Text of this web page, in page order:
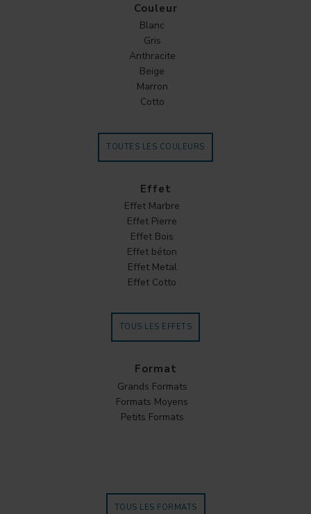
Couleur
Blanc
Gris
Anthracite
Beige
Marron
Cotto
TOUTES LES COULEURS
Effet
Effet Marbre
Effet Pierre
Effet Bois
Effet béton
Effet Metal
Effet Cotto
TOUS LES EFFETS
Format
Grands Formats
Formats Moyens
Petits Formats
TOUS LES FORMATS